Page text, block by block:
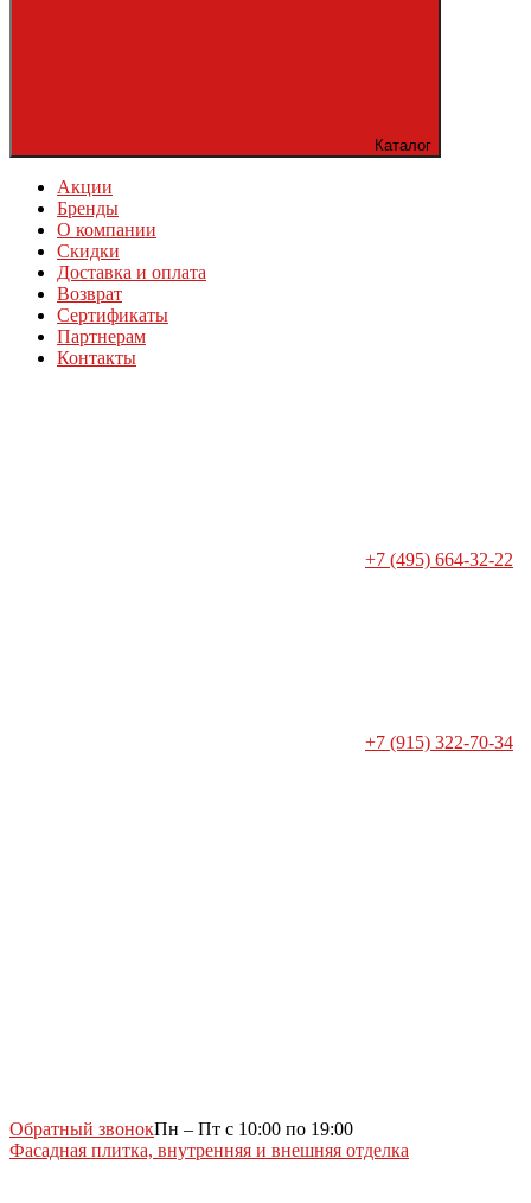
Каталог
Акции
Бренды
О компании
Скидки
Доставка и оплата
Возврат
Сертификаты
Партнерам
Контакты
+7 (495) 664-32-22
+7 (915) 322-70-34
Обратный звонокПн – Пт с 10:00 по 19:00
Фасадная плитка, внутренняя и внешняя отделка